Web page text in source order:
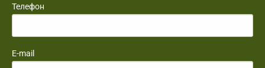
Телефон
E-mail